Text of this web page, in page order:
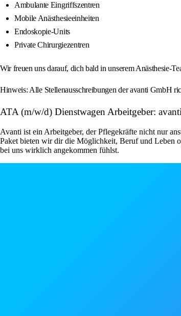
Ambulante Eingriffszentren
Mobile Anästhesieeinheiten
Endoskopie-Units
Private Chirurgiezentren
Wir freuen uns darauf, dich bald in unserem Anästhesie-
Hinweis: Alle Stellenausschreibungen der avanti GmbH
ATA (m/w/d) Dienstwagen Arbeitgeber:
Avanti ist ein Arbeitgeber, der Pflegekräfte nicht nur
Paket bieten wir dir die Möglichkeit, Beruf und Leben
bei uns wirklich angekommen fühlst.